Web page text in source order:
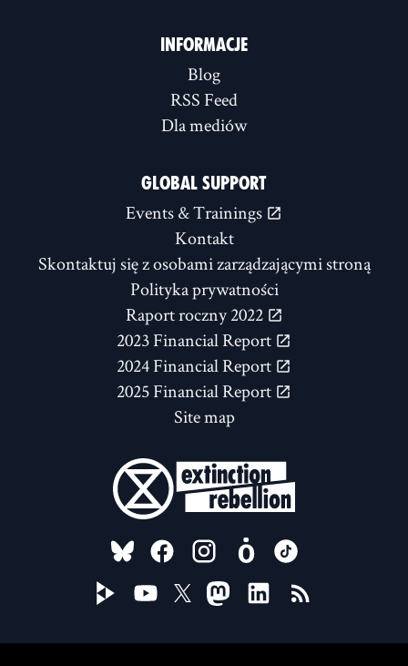
INFORMACJE
Blog
RSS Feed
Dla mediów
GLOBAL SUPPORT
Events & Trainings
Kontakt
Skontaktuj się z osobami zarządzającymi stroną
Polityka prywatności
Raport roczny 2022
2023 Financial Report
2024 Financial Report
2025 Financial Report
Site map
FOLLOW US ON